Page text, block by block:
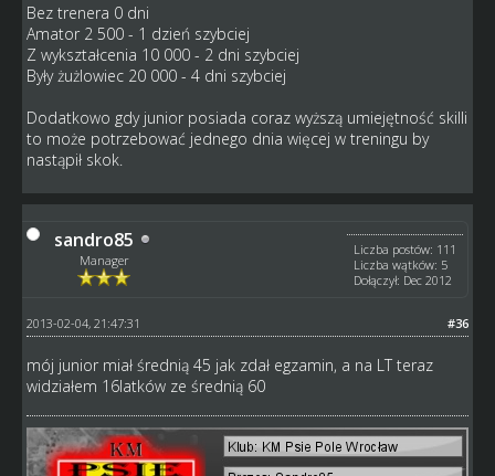
Bez trenera 0 dni
Amator 2 500 - 1 dzień szybciej
Z wykształcenia 10 000 - 2 dni szybciej
Były żużlowiec 20 000 - 4 dni szybciej
Dodatkowo gdy junior posiada coraz wyższą umiejętność skilli
to może potrzebować jednego dnia więcej w treningu by
nastąpił skok.
sandro85
Manager
Liczba postów: 111
Liczba wątków: 5
Dołączył: Dec 2012
#36
2013-02-04, 21:47:31
mój junior miał średnią 45 jak zdał egzamin, a na LT teraz
widziałem 16latków ze średnią 60